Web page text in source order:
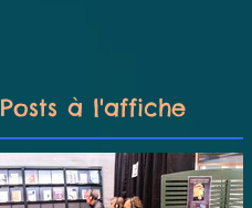
Posts à l'affiche